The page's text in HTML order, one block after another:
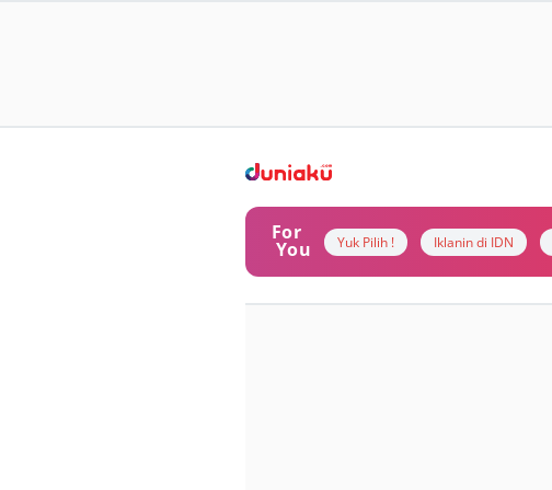
For
You Yuk Pilih ! Iklanin di IDN